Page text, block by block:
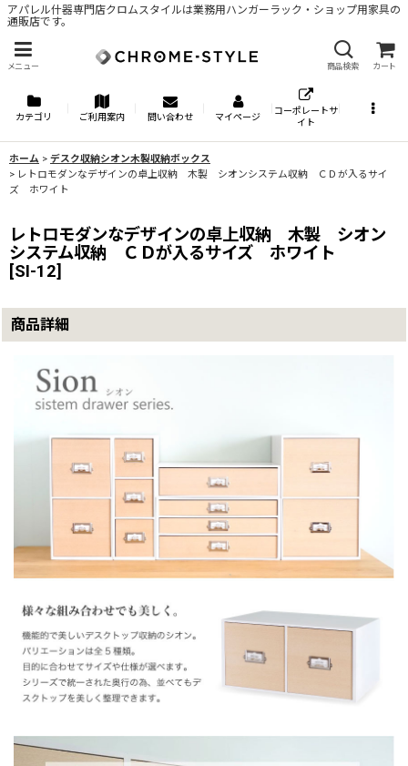
アパレル什器専門店クロムスタイルは業務用ハンガーラック・ショップ用家具の
通販店です。
メニュー 商品検索 カート
カテゴリ ご利用案内 問い合わせ マイページ
コーポレートサ
イト
ホーム > デスク収納シオン木製収納ボックス
> レトロモダンなデザインの卓上収納 木製 シオンシステム収納 ＣＤが入るサイ
ズ ホワイト
レトロモダンなデザインの卓上収納 木製 シオン
システム収納 ＣＤが入るサイズ ホワイト
[SI-12]
商品詳細